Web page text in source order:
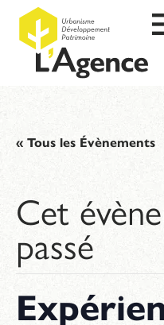
« Tous les Évènements
Cet
passé